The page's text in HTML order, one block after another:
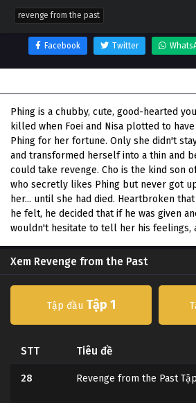
revenge from the past
Facebook Twitter
Phing is a chubby, cute, good-hearted
killed when Foei and Nisa plotted to
Phing for her fortune. Only she didn't
and transformed herself into a thin and
could take revenge. Cho is the kind son
who secretly likes Phing but never got
her... until she had died. Heartbroken
he felt, he decided that if he was given
wouldn't hesitate to tell her his feelings,
Xem Revenge from the Past
Tập đầu Tập 1
STT Tiêu đề
28 Revenge from the Past